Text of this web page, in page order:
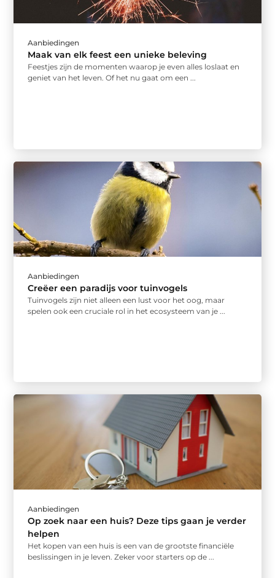
Aanbiedingen
Maak van elk feest een unieke beleving
Feestjes zijn de momenten waarop je even alles loslaat en
geniet van het leven. Of het nu gaat om een ...
Aanbiedingen
Creëer een paradijs voor tuinvogels
Tuinvogels zijn niet alleen een lust voor het oog, maar
spelen ook een cruciale rol in het ecosysteem van je ...
Aanbiedingen
Op zoek naar een huis? Deze tips gaan je verder
helpen
Het kopen van een huis is een van de grootste financiële
beslissingen in je leven. Zeker voor starters op de ...